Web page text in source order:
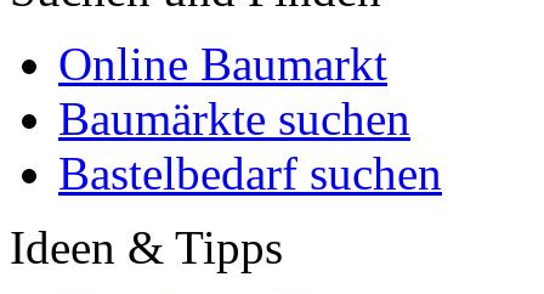
Online Baumarkt
Baumärkte suchen
Bastelbedarf suchen
Ideen & Tipps